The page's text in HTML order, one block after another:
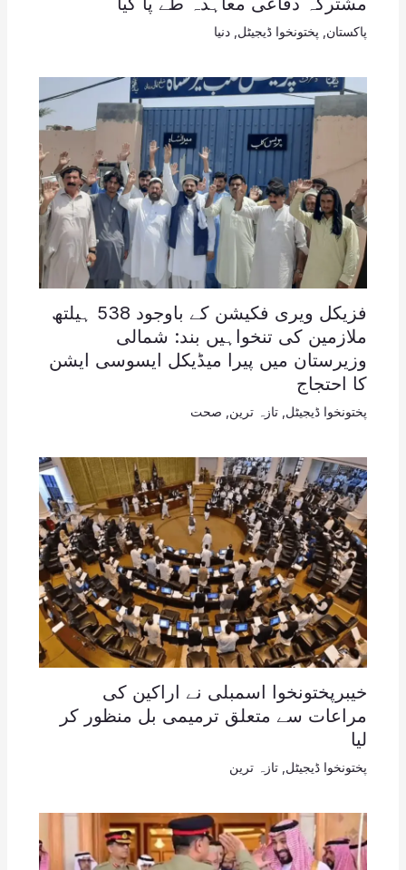
پاکستان پختونخوا ڈیجیٹل دنیا
فزیکل ویری فکیشن کے باوجود 538 ہیلتھ
ملازمین کی تنخواہیں بند: شمالی
وزیرستان میں پیرا میڈیکل ایسوسی ایشن
کا احتجاج
پختونخوا ڈیجیٹل تازہ ترین صحت
خیبرپختونخوا اسمبلی نے اراکین کی
مراعات سے متعلق ترمیمی بل منظور کر
لیا
پختونخوا ڈیجیٹل تازہ ترین